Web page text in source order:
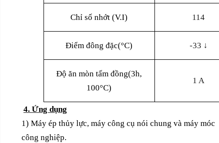
Chỉ số nhớt (V.I) 114
Điểm đông đặc(°C) -33 ↓
Độ ăn mòn tấm đồng(3h,
100°C)
1 A
4. Ứng dụng
1) Máy ép thủy lực, máy công cụ nói chung và máy móc
công nghiệp.